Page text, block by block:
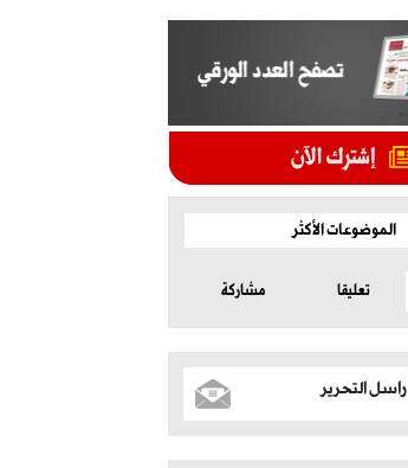
الموضوعات الأكثر
تعليقا مشاركة
راسل التحرير